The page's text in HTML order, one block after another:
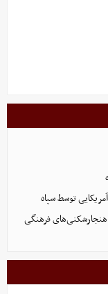
فرهنگی